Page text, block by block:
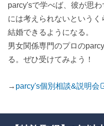
parcy'sで学べば、彼が思
には考えられないという
結婚できるようになる。
男女関係専門のプロの
る。ぜひ受けてみよう！
→ parcy's個別相談&説明会